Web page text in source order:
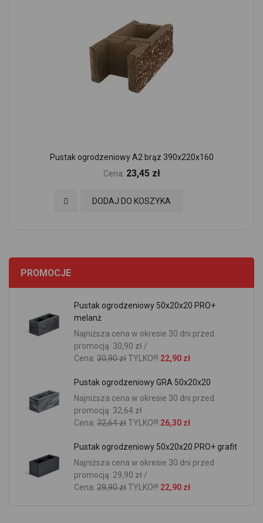
Pustak ogrodzeniowy A2 brąz 390x220x160
Cena: 23,45 zł
DODAJ DO KOSZYKA
Dodaj do Ulubionych
PROMOCJE
Pustak ogrodzeniowy 50x20x20 PRO+
melanż
Najniższa cena w okresie 30 dni przed
promocją: 30,90 zł /
Cena: 30,90 złTYLKO!!! 22,90 zł
Pustak ogrodzeniowy GRA 50x20x20
Najniższa cena w okresie 30 dni przed
promocją: 32,64 zł
Cena: 32,64 złTYLKO!!! 26,30 zł
Pustak ogrodzeniowy 50x20x20 PRO+ grafit
Najniższa cena w okresie 30 dni przed
promocją: 29,90 zł /
Cena: 29,90 złTYLKO!!! 22,90 zł